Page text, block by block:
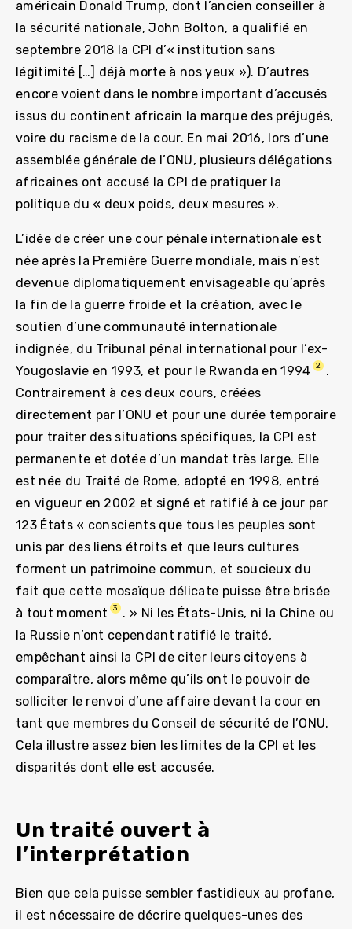
américain Donald Trump, dont l’ancien conseiller à
la sécurité nationale, John Bolton, a qualifié en
septembre 2018 la CPI d’« institution sans
légitimité […] déjà morte à nos yeux »). D’autres
encore voient dans le nombre important d’accusés
issus du continent africain la marque des préjugés,
voire du racisme de la cour. En mai 2016, lors d’une
assemblée générale de l’ONU, plusieurs délégations
africaines ont accusé la CPI de pratiquer la
politique du « deux poids, deux mesures ».
L’idée de créer une cour pénale internationale est
née après la Première Guerre mondiale, mais n’est
devenue diplomatiquement envisageable qu’après
la fin de la guerre froide et la création, avec le
soutien d’une communauté internationale
indignée, du Tribunal pénal international pour l’ex-
Yougoslavie en 1993, et pour le Rwanda en 1994 2
.
Contrairement à ces deux cours, créées
directement par l’ONU et pour une durée temporaire
pour traiter des situations spécifiques, la CPI est
permanente et dotée d’un mandat très large. Elle
est née du Traité de Rome, adopté en 1998, entré
en vigueur en 2002 et signé et ratifié à ce jour par
123 États « conscients que tous les peuples sont
unis par des liens étroits et que leurs cultures
forment un patrimoine commun, et soucieux du
fait que cette mosaïque délicate puisse être brisée
à tout moment
3
. » Ni les États-Unis, ni la Chine ou
la Russie n’ont cependant ratifié le traité,
empêchant ainsi la CPI de citer leurs citoyens à
comparaître, alors même qu’ils ont le pouvoir de
solliciter le renvoi d’une affaire devant la cour en
tant que membres du Conseil de sécurité de l’ONU.
Cela illustre assez bien les limites de la CPI et les
disparités dont elle est accusée.
Un traité ouvert à
l’interprétation
Bien que cela puisse sembler fastidieux au profane,
il est nécessaire de décrire quelques-unes des